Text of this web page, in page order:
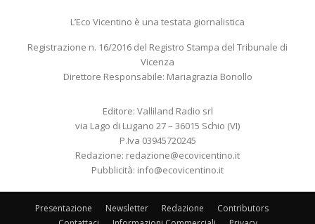
L’Eco Vicentino è una testata giornalistica
Registrazione n. 16/2016 del Registro Stampa del Tribunale di
Vicenza
Direttore Responsabile: Mariagrazia Bonollo
Editore: Valliland Radio srl
via Lago di Lugano 27 – 36015 Schio (VI)
P.Iva 03945720245
Redazione: redazione@ecovicentino.it
Pubblicità: info@ecovicentino.it
Presentazione Newsletter Redazione
Contributors